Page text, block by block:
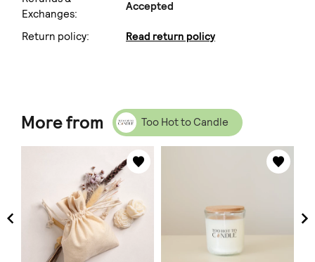
Exchanges:
Accepted
Return policy: Read return policy
More from Too Hot to Candle